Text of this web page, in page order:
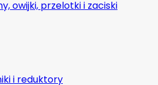
owijki, przelotki i zaciski
i reduktory